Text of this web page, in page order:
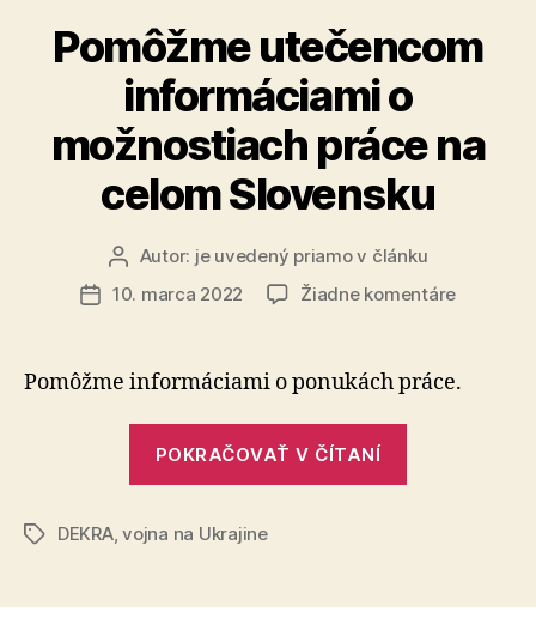
Pomôžme utečencom
informáciami o
možnostiach práce na
celom Slovensku
Autor
článku
Autor: je uvedený priamo v článku
Dátum
10. marca 2022 Žiadne komentárena
Pomôžme informáciami o ponukách práce.
POKRAČOVAŤ V ČÍTANÍ
práce
ZnačkyDEKRA,vojna na Ukrajine